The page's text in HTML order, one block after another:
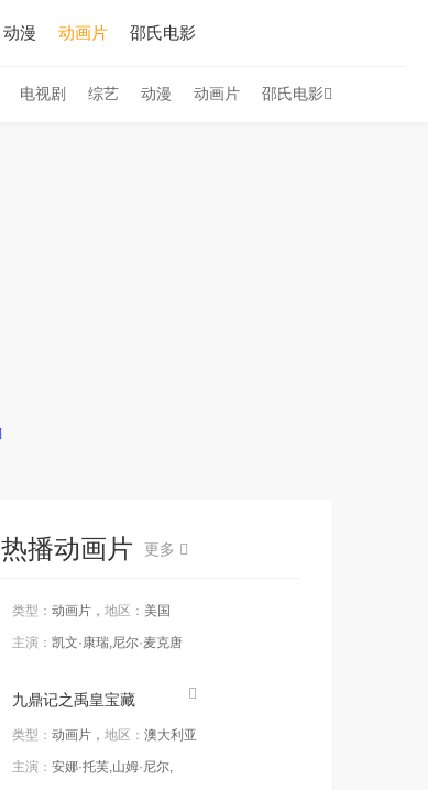
动漫 动画片 邵氏电影
电视剧 综艺 动漫 动画片 邵氏电影
热播动画片 更多
类型： 动画片， 地区： 美国
主演： 凯文·康瑞,尼尔·麦克唐
九鼎记之禹皇宝藏
类型： 动画片， 地区： 澳大利亚
主演： 安娜·托芙,山姆·尼尔,